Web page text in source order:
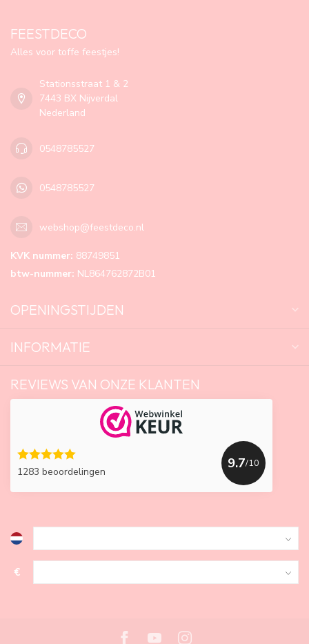
FEESTDECO
Alles voor toffe feestjes!
Stationsstraat 1 & 2
7443 BX Nijverdal
Nederland
0548785527
0548785527
webshop@feestdeco.nl
KVK nummer: 88749851
btw-nummer: NL864762872B01
OPENINGSTIJDEN
INFORMATIE
REVIEWS VAN ONZE KLANTEN
1283 beoordelingen
9.7/10
€